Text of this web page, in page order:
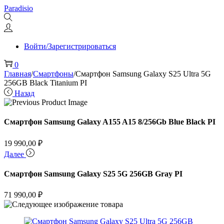
Перейти
к
навигации
Перейти
к
содержимому
Paradisio
Войти/Зарегистрироваться
0
Главная/Смартфоны/Смартфон Samsung Galaxy S25 Ultra 5G
256GB Black Titanium PI
Назад
Смартфон Samsung Galaxy A155 A15 8/256Gb Blue Black PI
19 990,00 ₽
Далее
Смартфон Samsung Galaxy S25 5G 256GB Gray PI
71 990,00 ₽